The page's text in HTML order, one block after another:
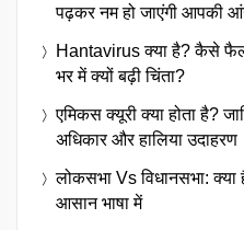
पढ़कर नम हो जाएंगी आपकी
Hantavirus क्या है? कैसे
भर में क्यों बढ़ी चिंता?
एमिकस क्यूरी क्या होता है?
अधिकार और हालिया उदाहरण
लोकसभा Vs विधानसभा: क्या
आसान भाषा में